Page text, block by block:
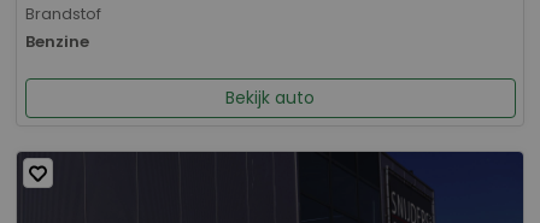
Brandstof
Benzine
Bekijk auto